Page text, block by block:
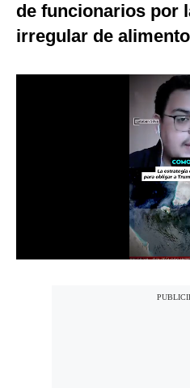
Tecnología
Club del Suscriptor
de funcionarios por
irregular de